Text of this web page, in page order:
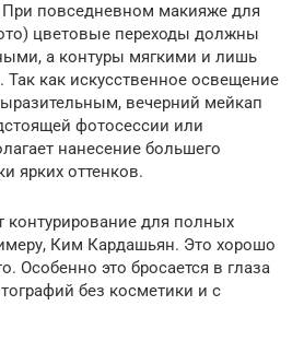
повседневном макияже для
цветовые переходы должны
а контуры мягкими и лишь
как искусственное освещение
вечерний мейкап
фотосессии или
нанесение большего
ярких оттенков.
для полных
Ким Кардашьян. Это хорошо
Особенно это бросается в глаза
без косметики и с